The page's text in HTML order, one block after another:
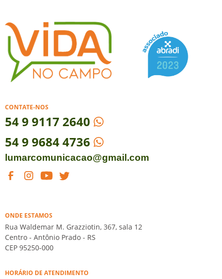
CONTATE-NOS
549 9117 2640
54 9 9684 4736
lumarcomunicacao@gmail.com
ONDE ESTAMOS
Rua Waldemar M. Grazziotin, 367, sala 12
Centro - Antônio Prado - RS
CEP 95250-000
HORÁRIO DE ATENDIMENTO